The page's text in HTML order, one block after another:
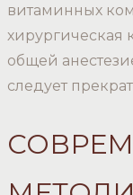
витаминных
хирургическая
общей
следует